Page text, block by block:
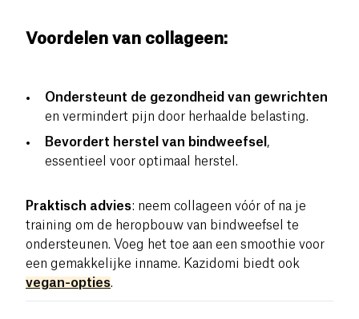
Voordelen van collageen:
Ondersteunt de gezondheid van gewrichten
en vermindert pijn door herhaalde belasting.
Bevordert herstel van bindweefsel ,
essentieel voor optimaal herstel.
Praktisch advies: neem collageen vóór of na je
training om de heropbouw van bindweefsel te
ondersteunen. Voeg het toe aan een smoothie voor
een gemakkelijke inname. Kazidomi biedt ook
vegan-opties.